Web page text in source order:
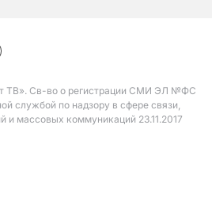
ТВ». Св-во о регистрации СМИ ЭЛ №ФС
службой по надзору в сфере связи,
и массовых коммуникаций 23.11.2017